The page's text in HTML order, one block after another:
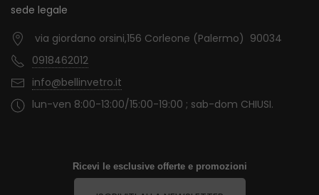
sede legale
via giordano orsini,156 Corleone (Palermo) 90034
0918462012
info@bellinvetro.it
lun-ven 8:00-13:00/15:00-19:00 ; sab-dom CHIUSI.
Ricevi le esclusive offerte e promozioni